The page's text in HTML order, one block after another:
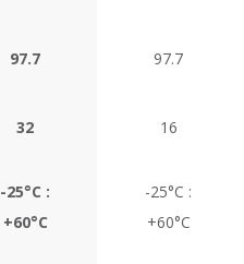
97.7 97.7
32 16
-25°C :
+60°C
-25°C :
+60°C